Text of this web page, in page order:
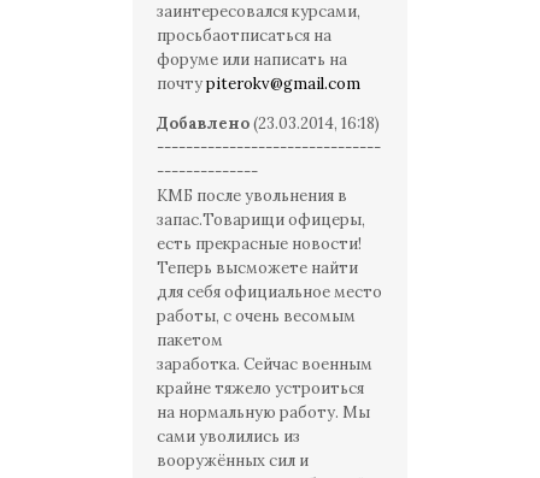
заинтересовался курсами,
просьбаотписаться на
форуме или написать на
почтуpiterokv@gmail.com
Добавлено(23.03.2014, 16:18)
-------------------------------
--------------
КМБ после увольнения в
запас.Товарищи офицеры,
есть прекрасные новости!
Теперь высможете найти
для себя официальное место
работы, с очень весомым
пакетом
заработка. Сейчас военным
крайне тяжело устроиться
на нормальную работу. Мы
сами уволились из
вооружённых сил и